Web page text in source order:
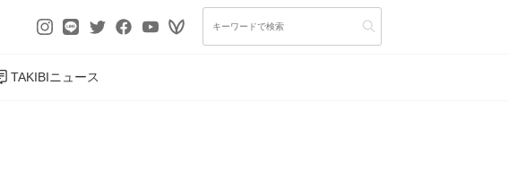
TAKIBIニュース